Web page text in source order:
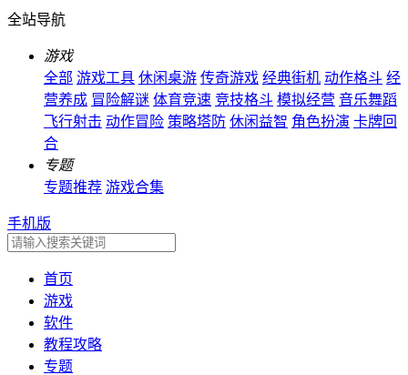
全站导航
游戏
全部 游戏工具 休闲桌游 传奇游戏 经典街机 动作格斗 经
营养成 冒险解谜 体育竞速 竞技格斗 模拟经营 音乐舞蹈
飞行射击 动作冒险 策略塔防 休闲益智 角色扮演 卡牌回
合
专题
专题推荐 游戏合集
手机版
首页
游戏
软件
教程攻略
专题